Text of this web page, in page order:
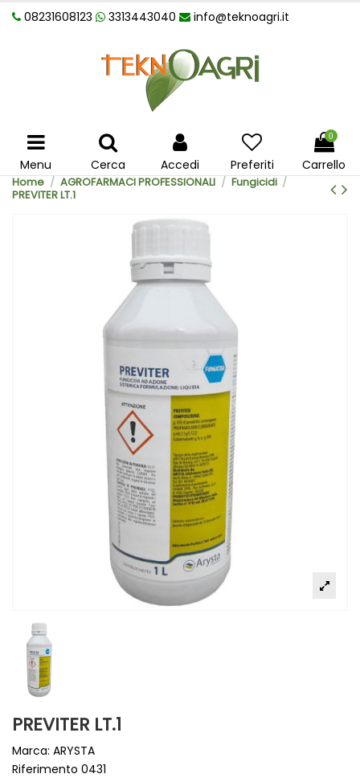
08231608123 3313443040 info@teknoagri.it
Menu Cerca Accedi Preferiti
0
Carrello
Home AGROFARMACI PROFESSIONALI
Fungicidi
PREVITER LT.1
PREVITER LT.1
Marca: ARYSTA
Riferimento 0431